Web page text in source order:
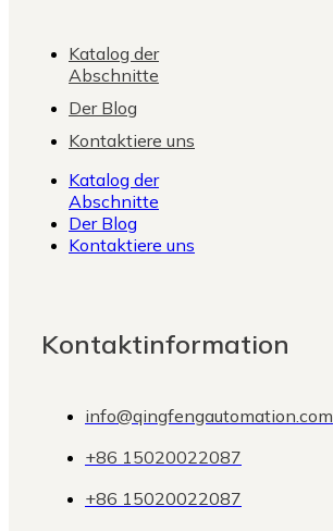
Katalog der
Abschnitte
Der Blog
Kontaktiere uns
Katalog der
Abschnitte
Der Blog
Kontaktiere uns
Kontaktinformation
info@qingfengautomation.com
+86 15020022087
+86 15020022087